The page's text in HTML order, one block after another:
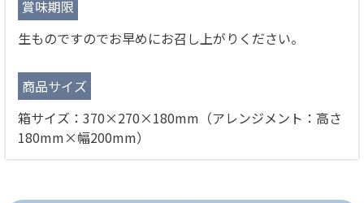
賞味期限
生ものですのでお早めにお召し上がりください。
商品サイズ
箱サイズ：370×270×180mm（アレンジメント：高さ
180mm×幅200mm）